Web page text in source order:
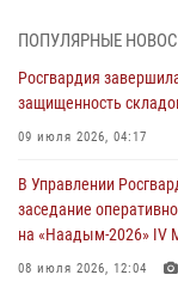
Росгвардия
31 июля 2026, 03:49
Сотрудники
29 июля 2026, 09:41
26 сигналов
задержаний
ПОПУЛЯРНЫЕ
Росгвардия
защищенность
09 июля 2026, 04:17
В Управлении
заседание
на «Наадым-2026» IV
08 июля 2026, 12:04